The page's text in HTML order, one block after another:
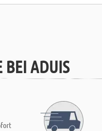
BEI ADUIS